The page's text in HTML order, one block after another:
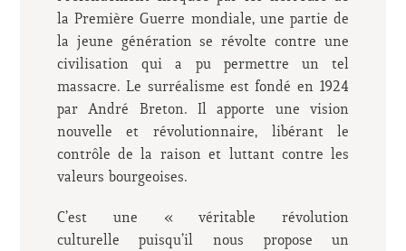
la Première Guerre mondiale, une partie de
la jeune génération se révolte contre une
civilisation qui a pu permettre un tel
massacre. Le surréalisme est fondé en 1924
par André Breton. Il apporte une vision
nouvelle et révolutionnaire, libérant le
contrôle de la raison et luttant contre les
valeurs bourgeoises.
C’est une « véritable révolution
culturelle puisqu’il nous propose un